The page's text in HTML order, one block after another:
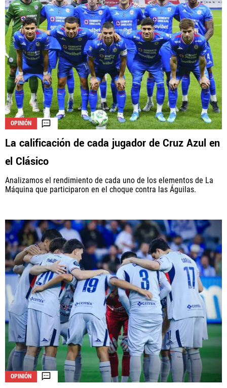
OPINIÓN
La calificación de cada jugador de Cruz Azul en
el Clásico
Analizamos el rendimiento de cada uno de los elementos de La
Máquina que participaron en el choque contra las Águilas.
OPINIÓN